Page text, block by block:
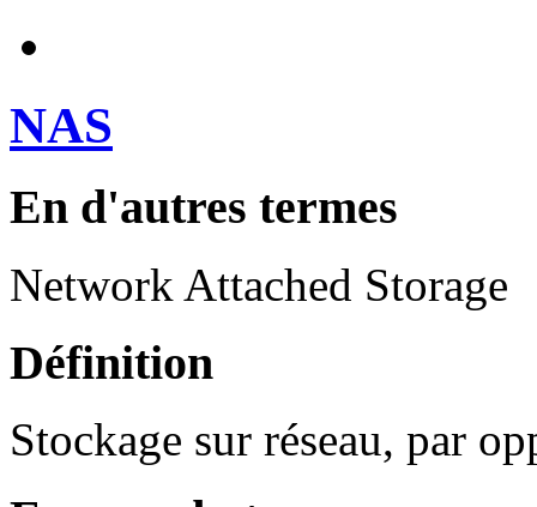
NAS
En d'autres termes
Network Attached Storage
Définition
Stockage sur réseau, par